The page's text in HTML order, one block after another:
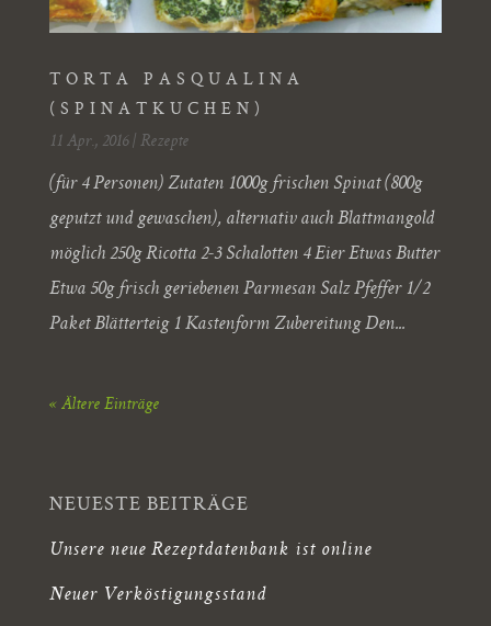
TORTA PASQUALINA
(SPINATKUCHEN)
11 Apr., 2016| Rezepte
(für 4 Personen) Zutaten 1000g frischen Spinat (800g
geputzt und gewaschen), alternativ auch Blattmangold
möglich 250g Ricotta 2-3 Schalotten 4 Eier Etwas Butter
Etwa 50g frisch geriebenen Parmesan Salz Pfeffer 1/2
Paket Blätterteig 1 Kastenform Zubereitung Den...
« Ältere Einträge
NEUESTE BEITRÄGE
Unsere neue Rezeptdatenbank ist online
Neuer Verköstigungsstand